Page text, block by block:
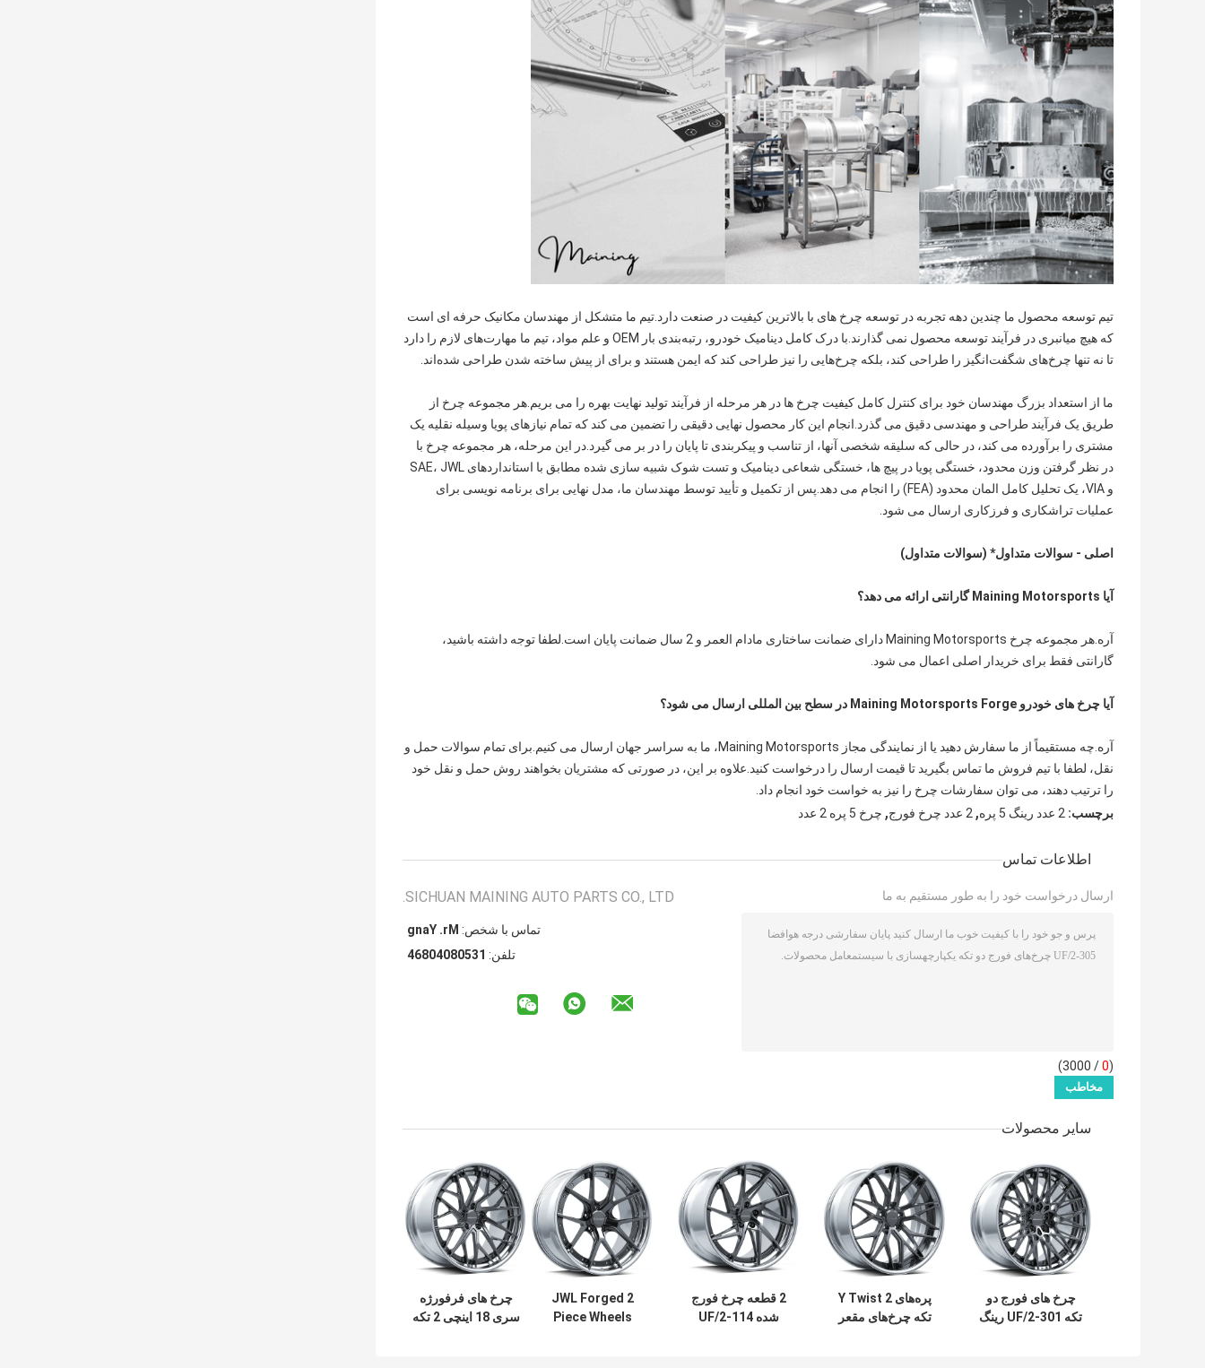
تیم توسعه محصول ما چندین دهه تجربه در توسعه چرخ های با بالاترین کیفیت در صنعت دارد.تیم ما متشکل از مهندسان مکانیک حرفه ای است
که هیچ میانبری در فرآیند توسعه محصول نمی گذارند.با درک کامل دینامیک خودرو، رتبه‌بندی بار OEM و علم مواد، تیم ما مهارت‌های لازم را دارد
تا نه تنها چرخ‌های شگفت‌انگیز را طراحی کند، بلکه چرخ‌هایی را نیز طراحی کند که ایمن هستند و برای از پیش ساخته شدن طراحی شده‌اند.
ما از استعداد بزرگ مهندسان خود برای کنترل کامل کیفیت چرخ ها در هر مرحله از فرآیند تولید نهایت بهره را می بریم.هر مجموعه چرخ از
طریق یک فرآیند طراحی و مهندسی دقیق می گذرد.انجام این کار محصول نهایی دقیقی را تضمین می کند که تمام نیازهای پویا وسیله نقلیه یک
مشتری را برآورده می کند، در حالی که سلیقه شخصی آنها، از تناسب و پیکربندی تا پایان را در بر می گیرد.در این مرحله، هر مجموعه چرخ با
در نظر گرفتن وزن محدود، خستگی پویا در پیچ ها، خستگی شعاعی دینامیک و تست شوک شبیه سازی شده مطابق با استانداردهای SAE، JWL
و VIA، یک تحلیل کامل المان محدود (FEA) را انجام می دهد.پس از تکمیل و تأیید توسط مهندسان ما، مدل نهایی برای برنامه نویسی برای
عملیات تراشکاری و فرزکاری ارسال می شود.
اصلی - سوالات متداول* (سوالات متداول)
آیا Maining Motorsports گارانتی ارائه می دهد؟
آره.هر مجموعه چرخ Maining Motorsports دارای ضمانت ساختاری مادام العمر و 2 سال ضمانت پایان است.لطفا توجه داشته باشید،
گارانتی فقط برای خریدار اصلی اعمال می شود.
آیا چرخ های خودرو Maining Motorsports Forge در سطح بین المللی ارسال می شود؟
آره.چه مستقیماً از ما سفارش دهید یا از نمایندگی مجاز Maining Motorsports، ما به سراسر جهان ارسال می کنیم.برای تمام سوالات حمل و
نقل، لطفا با تیم فروش ما تماس بگیرید تا قیمت ارسال را درخواست کنید.علاوه بر این، در صورتی که مشتریان بخواهند روش حمل و نقل خود
را ترتیب دهند، می توان سفارشات چرخ را نیز به خواست خود انجام داد.
برچسب: 2 عدد رینگ 5 پره , 2 عدد چرخ فورج , چرخ 5 پره 2 عدد
اطلاعات تماس
SICHUAN MAINING AUTO PARTS CO., LTD.
تماس با شخص: Mr. Yang
تلفن: 13508040864
ارسال درخواست خود را به طور مستقیم به ما
(
0
/ 3000)
سایر محصولات
چرخ های فورج دو
تکه UF/2-301 رینگ
پره‌های Y Twist 2
تکه چرخ‌های مقعر
2 قطعه چرخ فورج
شده UF/2-114
JWL Forged 2
Piece Wheels
چرخ های فرفورژه
سری 18 اینچی 2 تکه